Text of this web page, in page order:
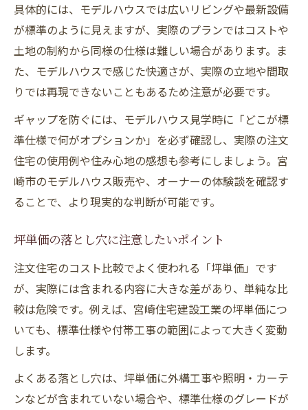
具体的には、モデルハウスでは広いリビングや最新設備
が標準のように見えますが、実際のプランではコストや
土地の制約から同様の仕様は難しい場合があります。ま
た、モデルハウスで感じた快適さが、実際の立地や間取
りでは再現できないこともあるため注意が必要です。
ギャップを防ぐには、モデルハウス見学時に「どこが標
準仕様で何がオプションか」を必ず確認し、実際の注文
住宅の使用例や住み心地の感想も参考にしましょう。宮
崎市のモデルハウス販売や、オーナーの体験談を確認す
ることで、より現実的な判断が可能です。
坪単価の落とし穴に注意したいポイント
注文住宅のコスト比較でよく使われる「坪単価」です
が、実際には含まれる内容に大きな差があり、単純な比
較は危険です。例えば、宮崎住宅建設工業の坪単価につ
いても、標準仕様や付帯工事の範囲によって大きく変動
します。
よくある落とし穴は、坪単価に外構工事や照明・カーテ
ンなどが含まれていない場合や、標準仕様のグレードが